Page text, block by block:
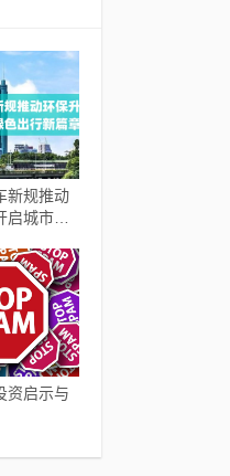
新规推动
启城市绿
资启示与